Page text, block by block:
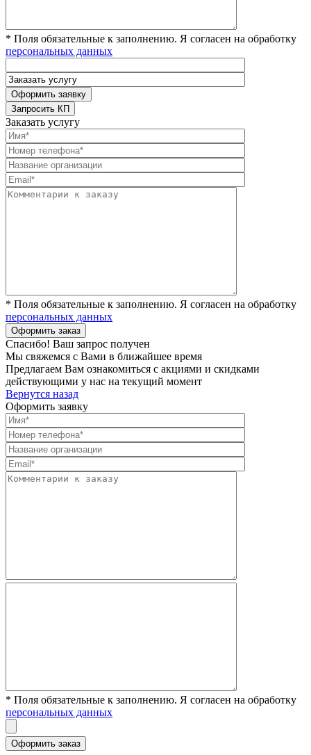
* Поля обязательные к заполнению. Я согласен на обработку
персональных данных
Заказать услугу
* Поля обязательные к заполнению. Я согласен на обработку
персональных данных
Спасибо! Ваш запрос получен
Мы свяжемся с Вами в ближайшее время
Предлагаем Вам ознакомиться с акциями и скидками
действующими у нас на текущий момент
Вернутся назад
Оформить заявку
* Поля обязательные к заполнению. Я согласен на обработку
персональных данных